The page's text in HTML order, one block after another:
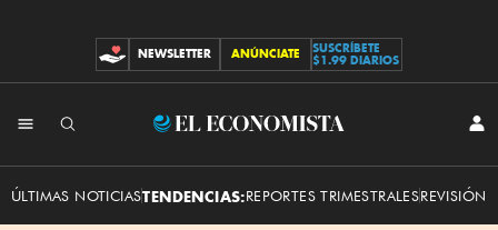
CONTRIBUCIONES
NEWSLETTER ANÚNCIATE
SUSCRÍBETE
$1.99 DIARIOS
El
ÚLTIMAS NOTICIASTENDENCIAS:REPORTES TRIMESTRALESREVISIÓN